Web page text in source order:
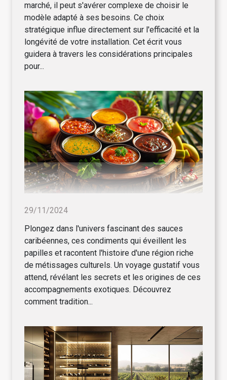
marché, il peut s'avérer complexe de choisir le
modèle adapté à ses besoins. Ce choix
stratégique influe directement sur l'efficacité et la
longévité de votre installation. Cet écrit vous
guidera à travers les considérations principales
pour...
29/11/2024
Plongez dans l'univers fascinant des sauces
caribéennes, ces condiments qui éveillent les
papilles et racontent l'histoire d'une région riche
de métissages culturels. Un voyage gustatif vous
attend, révélant les secrets et les origines de ces
accompagnements exotiques. Découvrez
comment tradition...